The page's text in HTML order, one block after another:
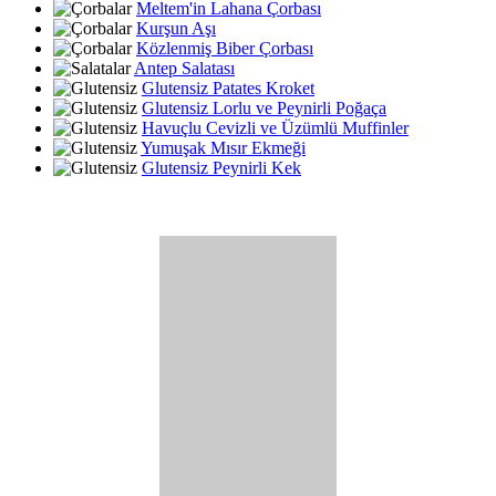
Meltem'in Lahana Çorbası
Kurşun Aşı
Közlenmiş Biber Çorbası
Antep Salatası
Glutensiz Patates Kroket
Glutensiz Lorlu ve Peynirli Poğaça
Havuçlu Cevizli ve Üzümlü Muffinler
Yumuşak Mısır Ekmeği
Glutensiz Peynirli Kek